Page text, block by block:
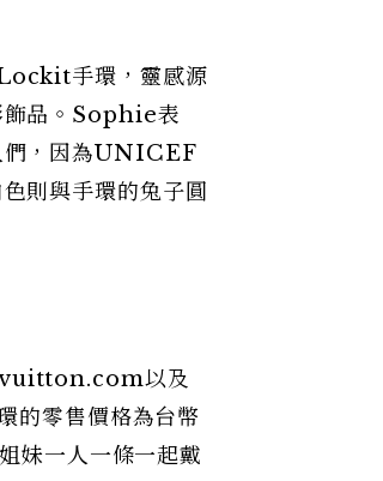
手環，靈感源
飾品。Sophie表
們，因為UNICEF
則與手環的兔子圓
以及
零售價格為台幣
妹一人一條一起戴